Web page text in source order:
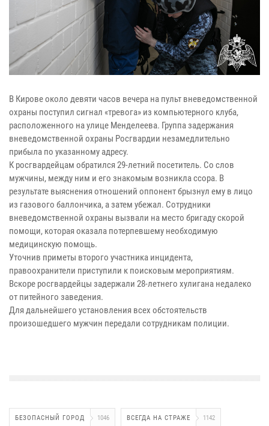
В Кирове около девяти часов вечера на пульт вневедомственной
охраны поступил сигнал «тревога» из компьютерного клуба,
расположенного на улице Менделеева. Группа задержания
вневедомственной охраны Росгвардии незамедлительно
прибыла по указанному адресу.
К росгвардейцам обратился 29-летний посетитель. Со слов
мужчины, между ним и его знакомым возникла ссора. В
результате выяснения отношений оппонент брызнул ему в лицо
из газового баллончика, а затем убежал. Сотрудники
вневедомственной охраны вызвали на место бригаду скорой
помощи, которая оказала потерпевшему необходимую
медицинскую помощь.
Уточнив приметы второго участника инцидента,
правоохранители приступили к поисковым мероприятиям.
Вскоре росгвардейцы задержали 28-летнего хулигана недалеко
от питейного заведения.
Для дальнейшего установления всех обстоятельств
произошедшего мужчин передали сотрудникам полиции.
БЕЗОПАСНЫЙ ГОРОД 1046 ВСЕГДА НА СТРАЖЕ 1142